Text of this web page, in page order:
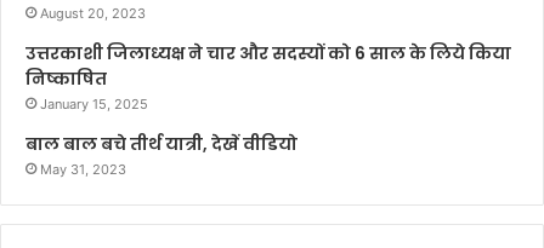
August 20, 2023
उत्तरकाशी जिलाध्यक्ष ने चार और सदस्यों को 6 साल के लिये किया
निष्काषित
January 15, 2025
बाल बाल बचे तीर्थ यात्री, देखें वीडियो
May 31, 2023